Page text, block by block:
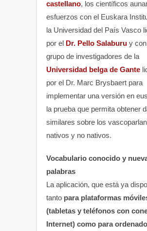
castellano, los científicos
esfuerzos con el Euskara
la Universidad del País Vasco
por el Dr. Pello Salaburu y
grupo de investigadores de la
Universidad belga de Gante
por el Dr. Marc Brysbaert para
implementar una versión en
la prueba que permita obtener
similares sobre los
nativos y no nativos.
Vocabulario conocido y
palabras
La aplicación, que está ya
tanto para plataformas
(tabletas y teléfonos con
Internet) como para